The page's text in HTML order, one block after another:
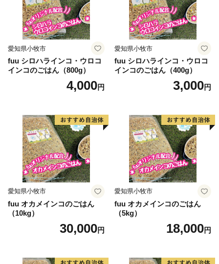
愛知県小牧市
fuu シロハラインコ・ウロコ
インコのごはん（800g）
4,000円
愛知県小牧市
fuu シロハラインコ・ウロコ
インコのごはん（400g）
3,000円
愛知県小牧市
fuu オカメインコのごはん
（10kg）
30,000円
愛知県小牧市
fuu オカメインコのごはん
（5kg）
18,000円